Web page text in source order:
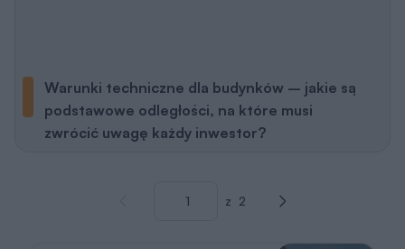
Warunki techniczne dla budynków – jakie są
podstawowe odległości, na które musi
zwrócić uwagę każdy inwestor?
z 2